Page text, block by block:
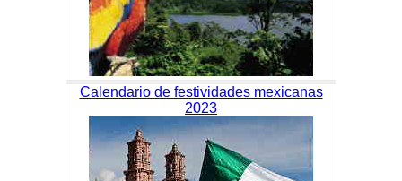
Calendario de festividades mexicanas
2023